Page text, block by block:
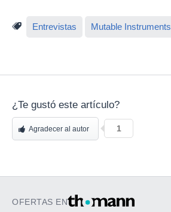
Entrevistas Mutable Instruments
¿Te gustó este artículo?
Agradecer al autor 1
OFERTAS EN